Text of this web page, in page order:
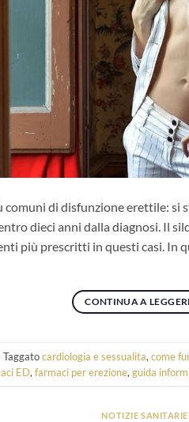
comuni di disfunzione erettile:
dieci anni dalla diagnosi. Il
più prescritti in questi casi. In
CONTINUA A
Taggatocardiologia e sessualita, come
ED, farmaci per erezione, guida
NOTIZIE SANITARIE